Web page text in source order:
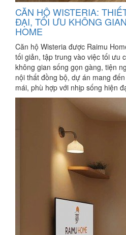
CĂN HỘ WISTERIA:
ĐẠI, TỐI ƯU KHÔNG
HOME
Căn hộ Wisteria được Raimu
tối giản, tập trung vào việc tối ưu
không gian sống gọn gàng, tiện
nội thất đồng bộ, dự án mang
mái, phù hợp với nhịp sống hiện